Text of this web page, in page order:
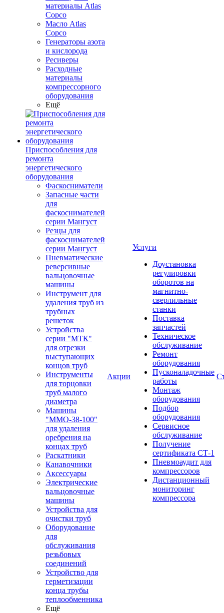
материалы Atlas
Copco
Масло Atlas
Copco
Генераторы азота
и кислорода
Ресиверы
Расходные
материалы
компрессорного
оборудования
Ещё
Приспособления для
ремонта
энергетического
оборудования
Фаскосниматели
Запасные части
для
фаскоснимателей
серии Мангуст
Резцы для
фаскоснимателей
серии Мангуст
Пневматические
реверсивные
вальцовочные
машины
Инструмент для
удаления труб из
трубных
решеток
Устройства
серии "МТК"
для отрезки
выступающих
концов труб
Инструменты
для торцовки
труб малого
диаметра
Машины
"ММО-38-100"
для удаления
оребрения на
концах труб
Раскатники
Канавочники
Аксессуары
Электрические
вальцовочные
машины
Устройства для
очистки труб
Оборудование
для
обслуживания
резьбовых
соединений
Устройство для
герметизации
конца трубы
теплообменника
Ещё
Акции
Услуги
Доустановка
регулировки
оборотов на
магнитно-
сверлильные
станки
Поставка
запчастей
Техническое
обслуживание
Ремонт
оборудования
Пусконаладочные
работы
Монтаж
оборудования
Подбор
оборудования
Сервисное
обслуживание
Получение
сертификата СТ-1
Пневмоаудит для
компрессоров
Дистанционный
мониторинг
компрессора